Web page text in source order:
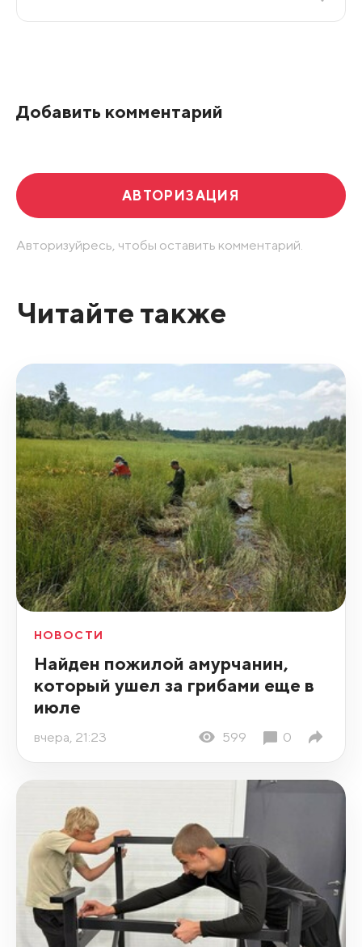
Добавить комментарий
АВТОРИЗАЦИЯ
Авторизуйресь, чтобы оставить комментарий.
Читайте также
НОВОСТИ
Найден пожилой амурчанин,
который ушел за грибами еще в
июле
вчера, 21:23 599 0